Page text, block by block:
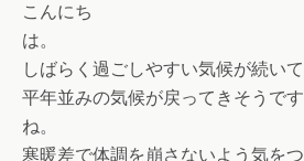
こんにち
しばらく過ごしやすい気候が続い
平年並みの気候が戻ってきそうです
寒暖差で体調を崩さないよう気をつ